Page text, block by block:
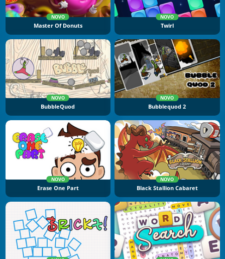
NOVO
Master Of Donuts
NOVO
Twirl
NOVO
BubbleQuod
NOVO
Bubblequod 2
NOVO
Erase One Part
NOVO
Black Stallion Cabaret